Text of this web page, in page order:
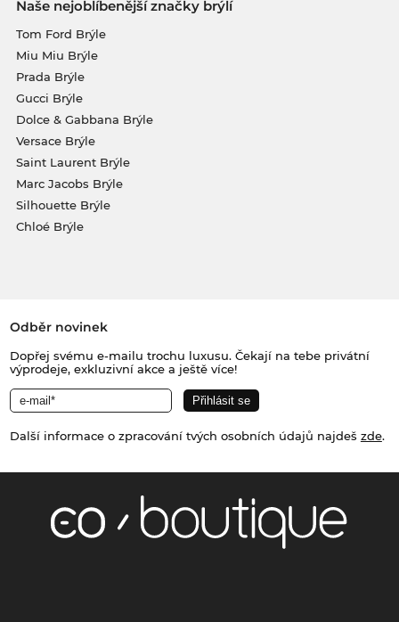
Naše nejoblíbenější značky brýlí
Tom Ford Brýle
Miu Miu Brýle
Prada Brýle
Gucci Brýle
Dolce & Gabbana Brýle
Versace Brýle
Saint Laurent Brýle
Marc Jacobs Brýle
Silhouette Brýle
Chloé Brýle
Odběr novinek
Dopřej svému e-mailu trochu luxusu. Čekají na tebe privátní
výprodeje, exkluzivní akce a ještě více!
Další informace o zpracování tvých osobních údajů najdeš zde.